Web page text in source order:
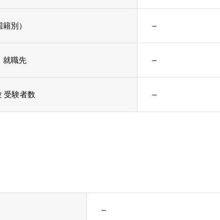
別） –
就職先 –
受験者数 –
–